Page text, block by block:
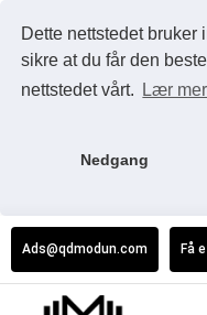
Dette nettstedet bruker
sikre at du får den
nettstedet vårt.
Lær
Nedgang
Ads@qdmodun.com Få